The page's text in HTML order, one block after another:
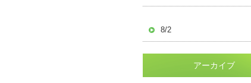
8/2
アーカイブ